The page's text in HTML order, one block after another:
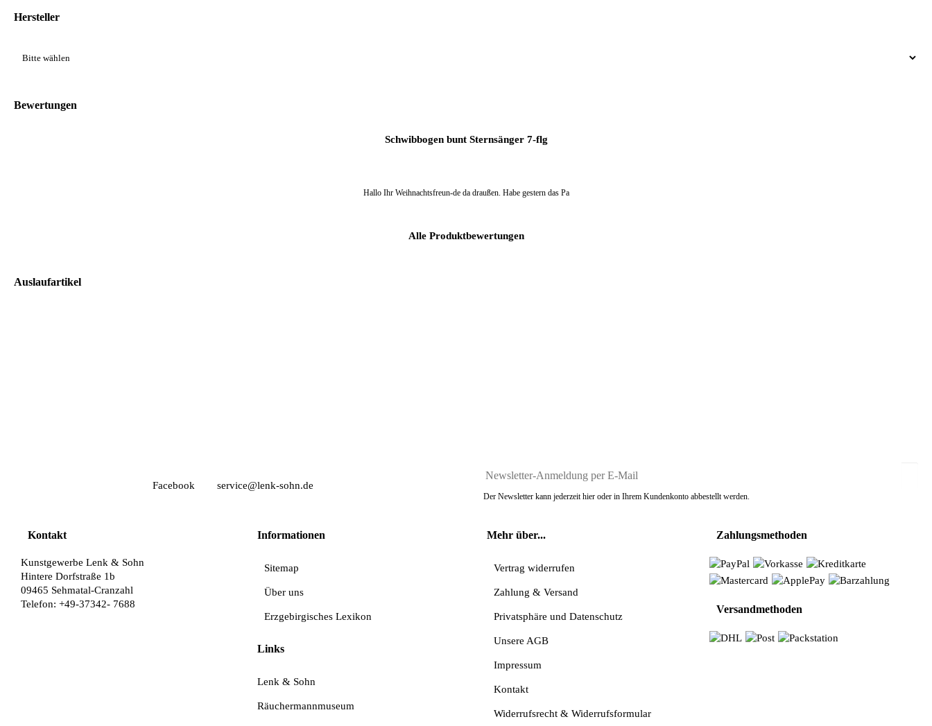
Hersteller
Bewertungen
Schwibbogen bunt Sternsänger 7-flg
Hallo Ihr Weihnachtsfreun-de da draußen. Habe gestern das Pa
Alle Produktbewertungen
Auslaufartikel
Facebook service@lenk-sohn.de
Der Newsletter kann jederzeit hier oder in Ihrem Kundenkonto abbestellt werden.
Kontakt
Kunstgewerbe Lenk & Sohn
Hintere Dorfstraße 1b
09465 Sehmatal-Cranzahl
Telefon: +49-37342- 7688
Informationen
Sitemap
Über uns
Erzgebirgisches Lexikon
Links
Lenk & Sohn
Räuchermannmuseum
Mehr über...
Vertrag widerrufen
Zahlung & Versand
Privatsphäre und Datenschutz
Unsere AGB
Impressum
Kontakt
Widerrufsrecht & Widerrufsformular
Zahlungsmethoden
Versandmethoden